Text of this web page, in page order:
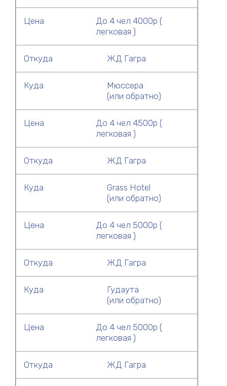
Цена
До 4 чел 4000р (
легковая )
Откуда ЖД Гагра
Куда
Мюссера
(или обратно)
Цена
До 4 чел 4500р (
легковая )
Откуда ЖД Гагра
Куда
Grass Hotel
(или обратно)
Цена
До 4 чел 5000р (
легковая )
Откуда ЖД Гагра
Куда
Гудаута
(или обратно)
Цена
До 4 чел 5000р (
легковая )
Откуда ЖД Гагра